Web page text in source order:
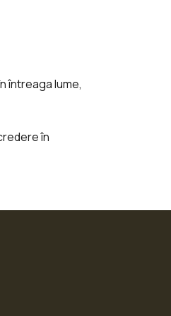
întreaga lume,
în